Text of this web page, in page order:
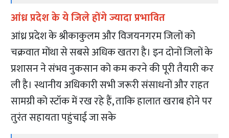
आंध्र प्रदेश के ये जिले होंगे ज्यादा प्रभावित
आंध्र प्रदेश के श्रीकाकुलम और विजयनगरम जिलों को
चक्रवात मोंथा से सबसे अधिक खतरा है। इन दोनों जिलों के
प्रशासन ने संभव नुकसान को कम करने की पूरी तैयारी कर
ली है। स्थानीय अधिकारी सभी जरूरी संसाधनों और राहत
सामग्री को स्टॉक में रख रहे हैं, ताकि हालात खराब होने पर
तुरंत सहायता पहुंचाई जा सके